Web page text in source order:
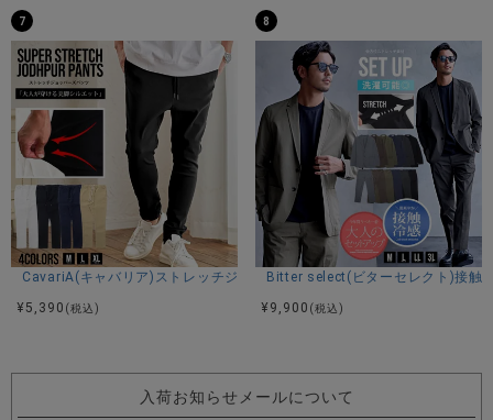
7
CavariA(キャバリア)ストレッチジョッパーパンツ/全4色
¥ 5,390 (税込)
8
Bitter select(ビターセレクト)接触
¥ 9,900 (税込)
入荷お知らせメールについて